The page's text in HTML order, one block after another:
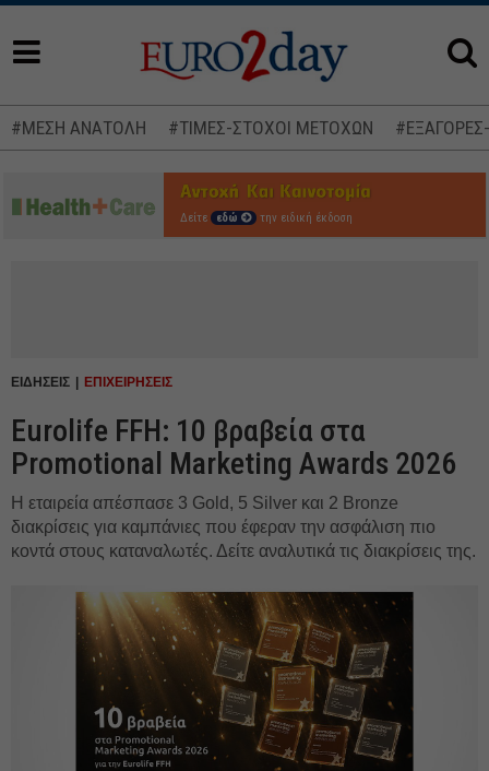
#ΜΕΣΗ ΑΝΑΤΟΛΗ #ΤΙΜΕΣ-ΣΤΟΧΟΙ ΜΕΤΟΧΩΝ
Δείτε εδώ την ειδική έκδοση
ΕΙΔΗΣΕΙΣ ΕΠΙΧΕΙΡΗΣΕΙΣ
Eurolife FFH: 10 βραβεία στα
Promotional Marketing Awards 2026
Η εταιρεία απέσπασε 3 Gold, 5 Silver και 2 Bronze
διακρίσεις για καμπάνιες που έφεραν την ασφάλιση πιο
κοντά στους καταναλωτές. Δείτε αναλυτικά τις διακρίσεις της.